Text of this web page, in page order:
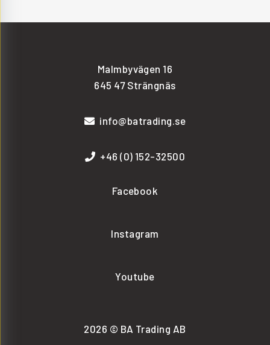
Malmbyvägen 16
645 47 Strängnäs
info@batrading.se
+46 (0) 152-32500
Facebook
Instagram
Youtube
2026 © BA Trading AB